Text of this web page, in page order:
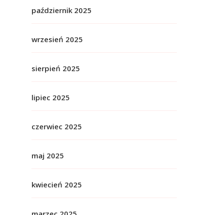
październik 2025
wrzesień 2025
sierpień 2025
lipiec 2025
czerwiec 2025
maj 2025
kwiecień 2025